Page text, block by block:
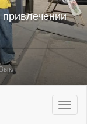
Выкл
Next